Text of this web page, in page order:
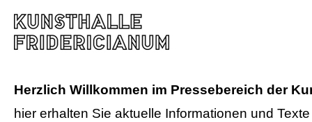
Herzlich Willkommen im Pressebereich der
hier erhalten Sie aktuelle Informationen und